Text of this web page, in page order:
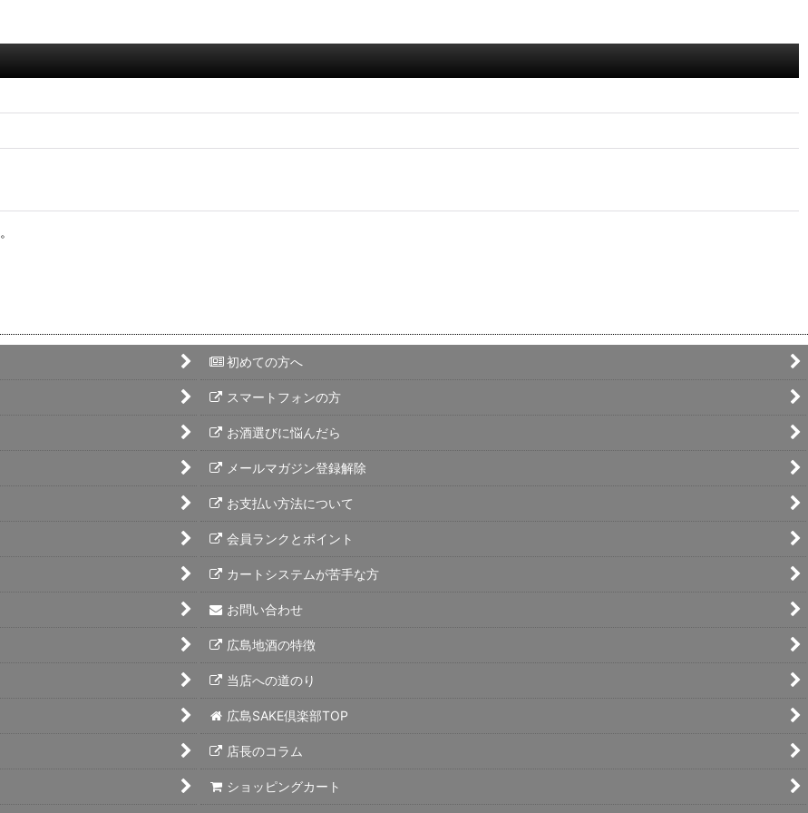
初めての方へ
スマートフォンの方
お酒選びに悩んだら
メールマガジン登録解除
お支払い方法について
会員ランクとポイント
カートシステムが苦手な方
お問い合わせ
広島地酒の特徴
当店への道のり
広島SAKE倶楽部TOP
店長のコラム
ショッピングカート